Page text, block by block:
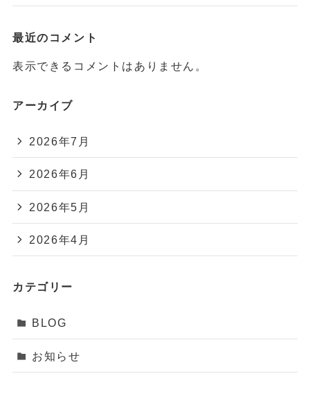
最近のコメント
表示できるコメントはありません。
アーカイブ
2026年7月
2026年6月
2026年5月
2026年4月
カテゴリー
BLOG
お知らせ